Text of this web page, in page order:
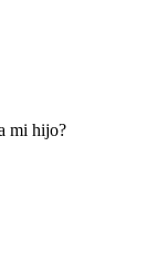
mi hijo?